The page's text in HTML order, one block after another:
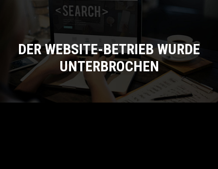
DER WEBSITE-BETRIEB WURDE
UNTERBROCHEN